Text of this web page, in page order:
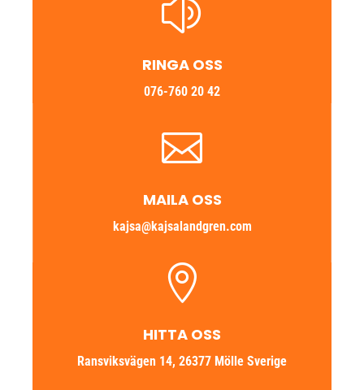
z
RINGA OSS
076-760 20 42

MAILA OSS
kajsa@kajsalandgren.com

HITTA OSS
Ransviksvägen 14, 26377 Mölle Sverige